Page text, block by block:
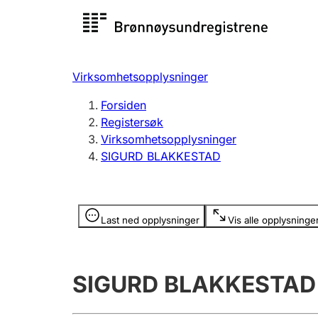
Registersøk
Registrere, endre, slette
Virksomhetsopplysninger
Forsiden
Registersøk
Virksomhetsopplysninger
SIGURD BLAKKESTAD
Last ned opplysninger Vis alle
Opplysninger er skjult
SIGURD BLAKKESTAD